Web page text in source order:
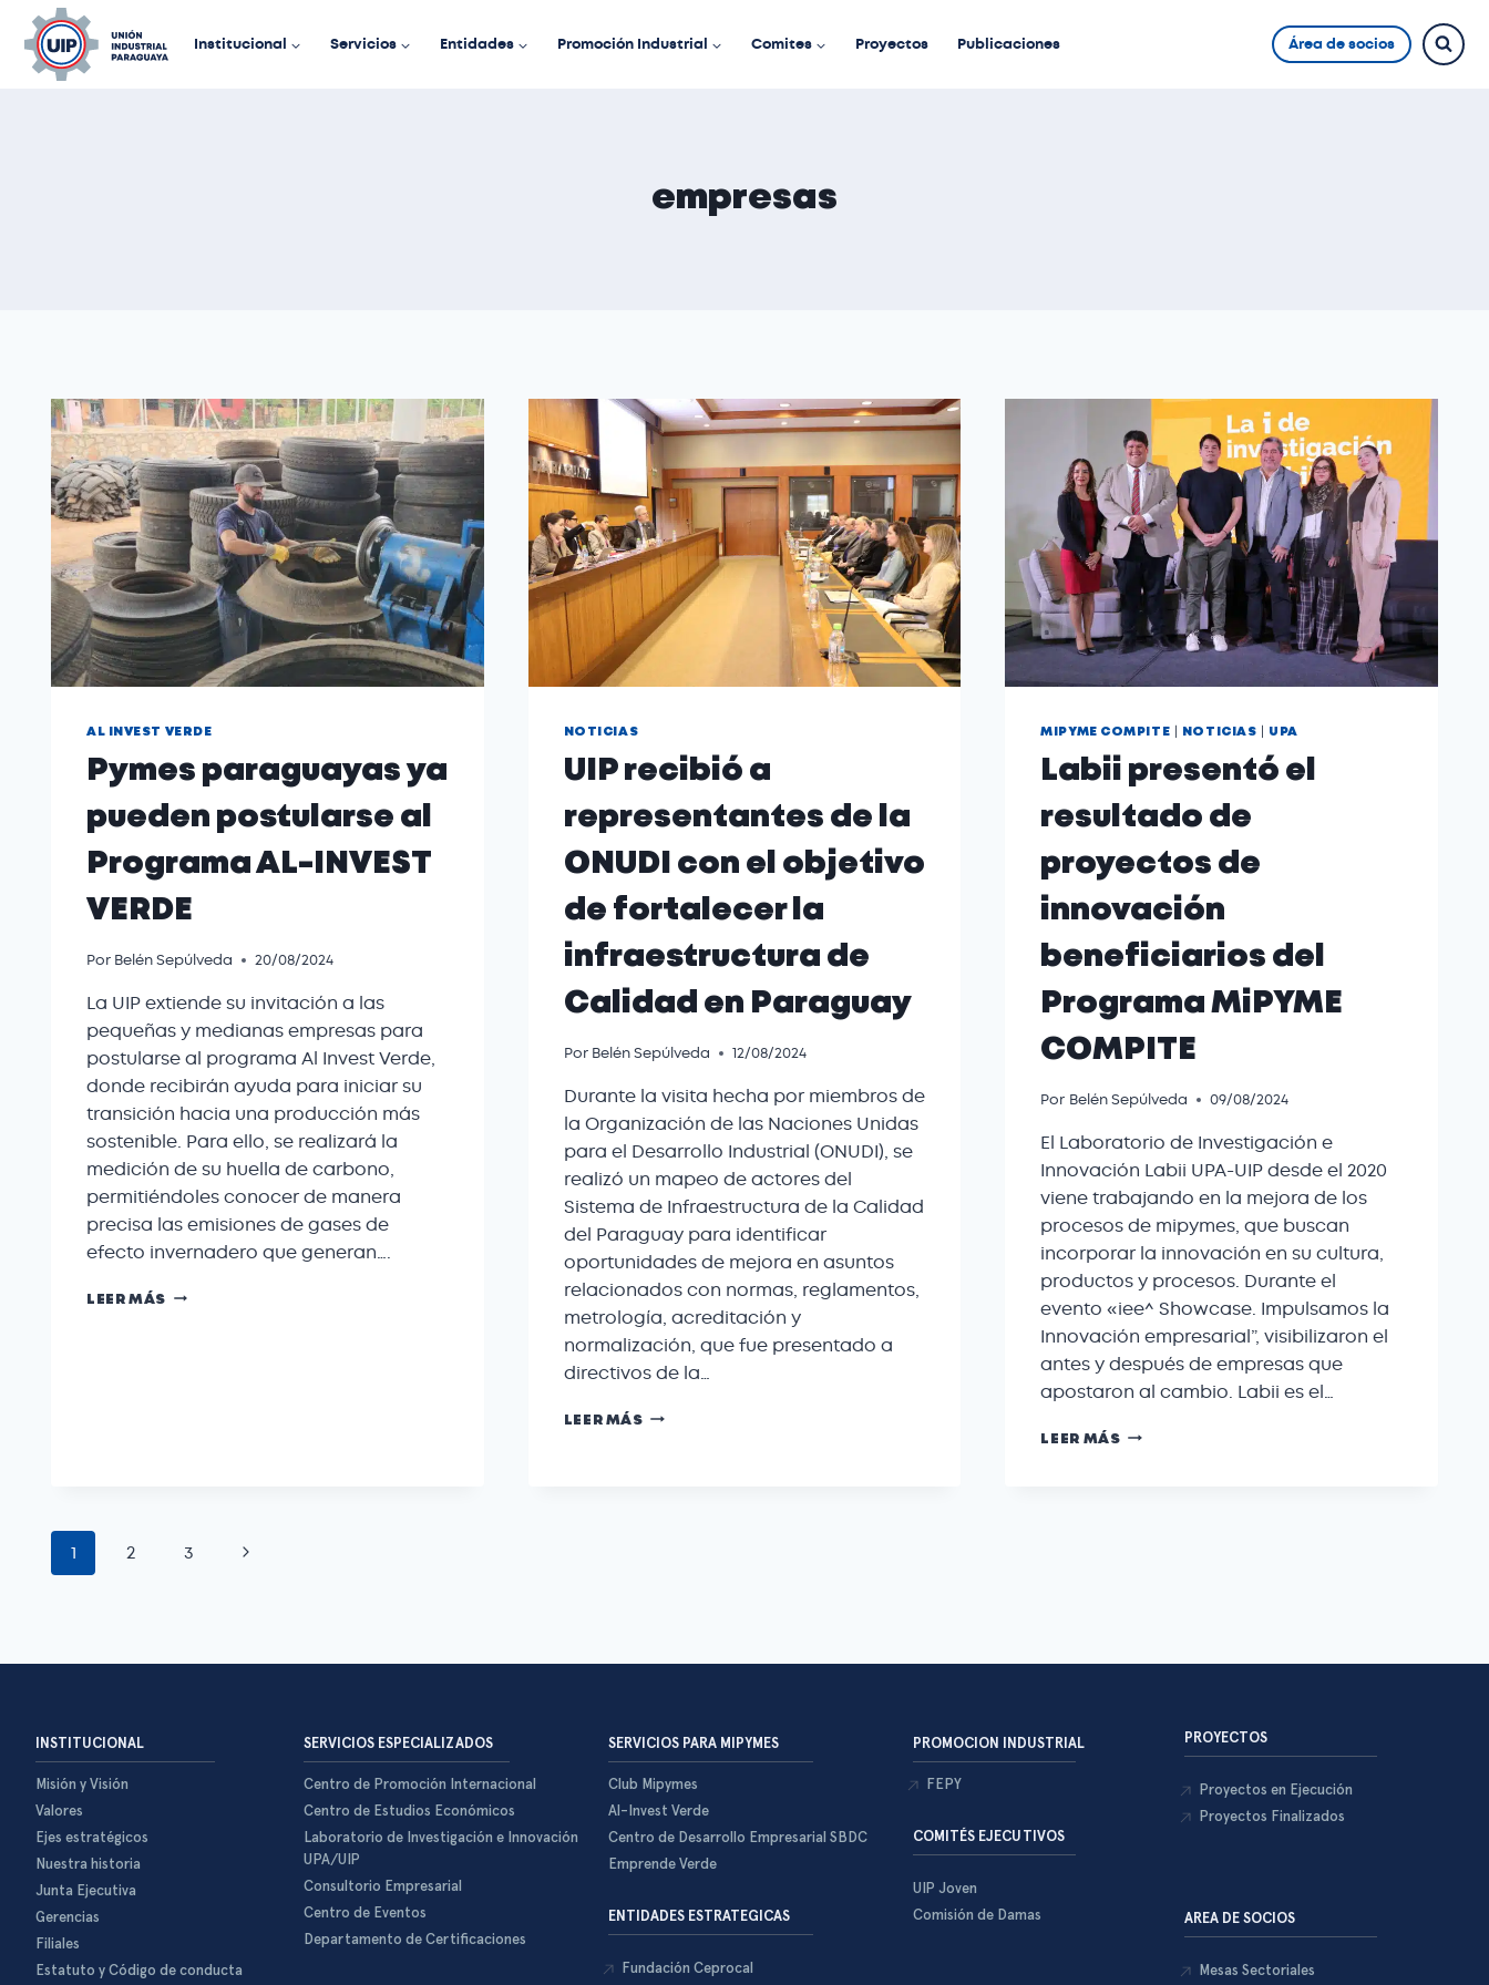
Institucional Servicios Entidades Promoción Industrial Comites Proyectos Publicaciones Área de socios
empresas
AL INVEST VERDE
Pymes paraguayas ya
pueden postularse al
Programa AL-INVEST
VERDE
Por Belén Sepúlveda 20/08/2024
La UIP extiende su invitación a las
pequeñas y medianas empresas para
postularse al programa Al Invest Verde,
donde recibirán ayuda para iniciar su
transición hacia una producción más
sostenible. Para ello, se realizará la
medición de su huella de carbono,
permitiéndoles conocer de manera
precisa las emisiones de gases de
efecto invernadero que generan….
LEER MÁS
NOTICIAS
UIP recibió a
representantes de la
ONUDI con el objetivo
de fortalecer la
infraestructura de
Calidad en Paraguay
Por Belén Sepúlveda 12/08/2024
Durante la visita hecha por miembros de
la Organización de las Naciones Unidas
para el Desarrollo Industrial (ONUDI), se
realizó un mapeo de actores del
Sistema de Infraestructura de la Calidad
del Paraguay para identificar
oportunidades de mejora en asuntos
relacionados con normas, reglamentos,
metrología, acreditación y
normalización, que fue presentado a
directivos de la…
LEER MÁS
MIPYME COMPITE NOTICIAS UPA
Labii presentó el
resultado de
proyectos de
innovación
beneficiarios del
Programa MiPYME
COMPITE
Por Belén Sepúlveda 09/08/2024
El Laboratorio de Investigación e
Innovación Labii UPA-UIP desde el 2020
viene trabajando en la mejora de los
procesos de mipymes, que buscan
incorporar la innovación en su cultura,
productos y procesos. Durante el
evento «iee^ Showcase. Impulsamos la
Innovación empresarial”, visibilizaron el
antes y después de empresas que
apostaron al cambio. Labii es el…
LEER MÁS
1 2 3
INSTITUCIONAL
Misión y Visión
Valores
Ejes estratégicos
Nuestra historia
Junta Ejecutiva
Gerencias
Filiales
Estatuto y Código de conducta
SERVICIOS ESPECIALIZADOS
Centro de Promoción Internacional
Centro de Estudios Económicos
Laboratorio de Investigación e Innovación
UPA/UIP
Consultorio Empresarial
Centro de Eventos
Departamento de Certificaciones
SERVICIOS PARA MIPYMES
Club Mipymes
Al-Invest Verde
Centro de Desarrollo Empresarial SBDC
Emprende Verde
ENTIDADES ESTRATEGICAS
Fundación Ceprocal
PROMOCION INDUSTRIAL
FEPY
COMITÉS EJECUTIVOS
UIP Joven
Comisión de Damas
PROYECTOS
Proyectos en Ejecución
Proyectos Finalizados
AREA DE SOCIOS
Mesas Sectoriales